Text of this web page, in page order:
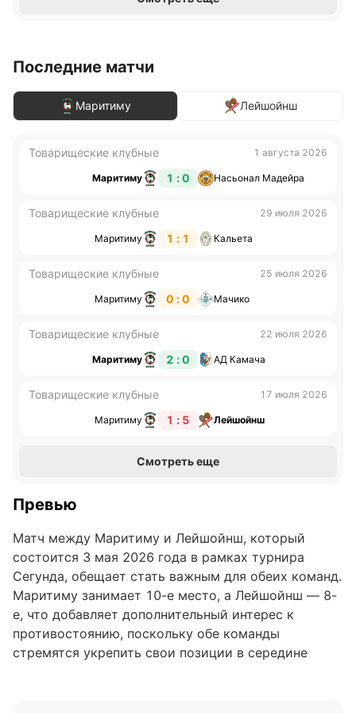
Последние матчи
Маритиму Лейшойнш
Товарищеские клубные 1 августа 2026
Маритиму 1 : 0 Насьонал Мадейра
Товарищеские клубные 29 июля 2026
Маритиму 1 : 1 Кальета
Товарищеские клубные 25 июля 2026
Маритиму 0 : 0 Мачико
Товарищеские клубные 22 июля 2026
Маритиму 2 : 0 АД Камача
Товарищеские клубные 17 июля 2026
Маритиму 1 : 5 Лейшойнш
Смотреть еще
Превью
Матч между Маритиму и Лейшойнш, который
состоится 3 мая 2026 года в рамках турнира
Сегунда, обещает стать важным для обеих команд.
Маритиму занимает 10-е место, а Лейшойнш — 8-
е, что добавляет дополнительный интерес к
противостоянию, поскольку обе команды
стремятся укрепить свои позиции в середине